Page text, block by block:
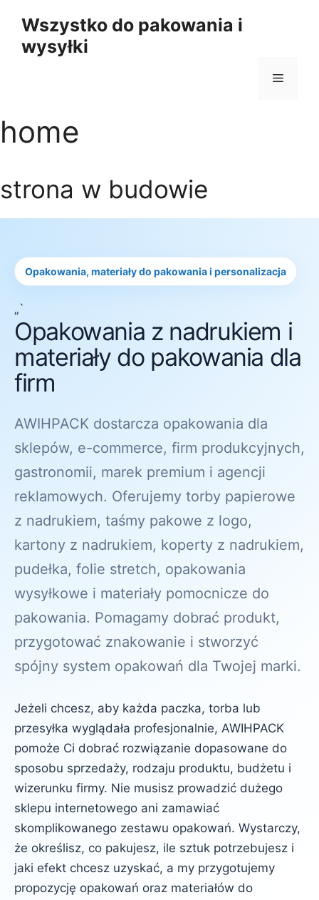
treści
Wszystko do pakowania i
wysyłki
Menu
home
strona w budowie
Opakowania, materiały do pakowania i personalizacja
„`
Opakowania z nadrukiem i
materiały do pakowania dla
firm
AWIHPACK dostarcza opakowania dla
sklepów, e-commerce, firm produkcyjnych,
gastronomii, marek premium i agencji
reklamowych. Oferujemy torby papierowe
z nadrukiem, taśmy pakowe z logo,
kartony z nadrukiem, koperty z nadrukiem,
pudełka, folie stretch, opakowania
wysyłkowe i materiały pomocnicze do
pakowania. Pomagamy dobrać produkt,
przygotować znakowanie i stworzyć
spójny system opakowań dla Twojej marki.
Jeżeli chcesz, aby każda paczka, torba lub
przesyłka wyglądała profesjonalnie, AWIHPACK
pomoże Ci dobrać rozwiązanie dopasowane do
sposobu sprzedaży, rodzaju produktu, budżetu i
wizerunku firmy. Nie musisz prowadzić dużego
sklepu internetowego ani zamawiać
skomplikowanego zestawu opakowań. Wystarczy,
że określisz, co pakujesz, ile sztuk potrzebujesz i
jaki efekt chcesz uzyskać, a my przygotujemy
propozycję opakowań oraz materiałów do